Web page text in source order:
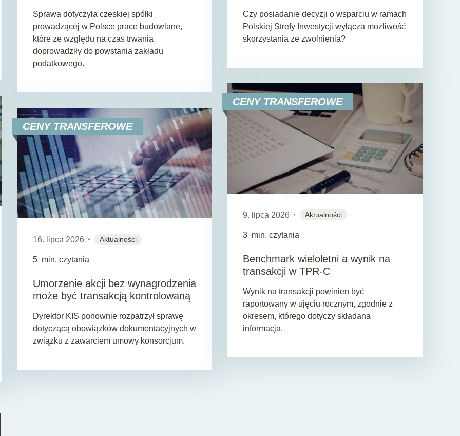
Sprawa dotyczyła czeskiej spółki
prowadzącej w Polsce prace budowlane,
które ze względu na czas trwania
doprowadziły do powstania zakładu
podatkowego.
Czy posiadanie decyzji o wsparciu w ramach
Polskiej Strefy Inwestycji wyłącza możliwość
skorzystania ze zwolnienia?
CENY TRANSFEROWE
16. lipca 2026 Aktualności
5 min. czytania
Umorzenie akcji bez wynagrodzenia
może być transakcją kontrolowaną
Dyrektor KIS ponownie rozpatrzył sprawę
dotyczącą obowiązków dokumentacyjnych w
związku z zawarciem umowy konsorcjum.
CENY TRANSFEROWE
9. lipca 2026 Aktualności
3 min. czytania
Benchmark wieloletni a wynik na
transakcji w TPR-C
Wynik na transakcji powinien być
raportowany w ujęciu rocznym, zgodnie z
okresem, którego dotyczy składana
informacja.